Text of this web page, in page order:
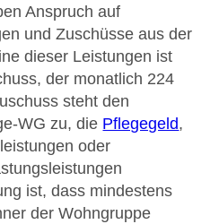
Anspruch auf
und Zuschüsse aus der
dieser Leistungen ist
der monatlich 224
steht den
WG zu, die Pflegegeld,
oder
ist, dass mindestens
der Wohngruppe